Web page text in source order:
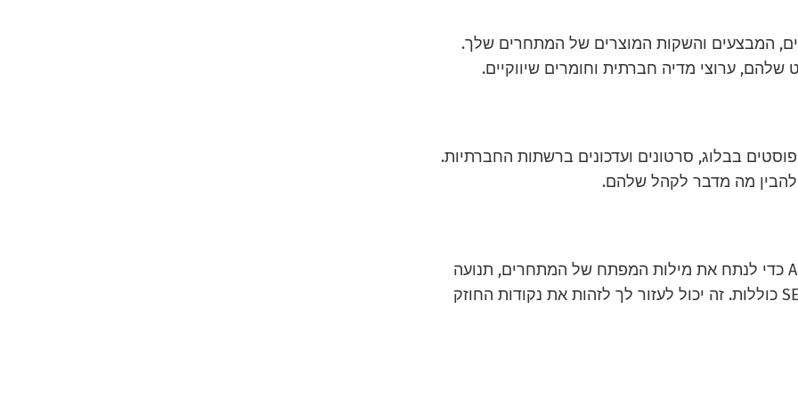
המבצעים והשקות המוצרים של המתחרים שלך.
ערוצי מדיה חברתית וחומרים שיווקיים.
בבלוג, סרטונים ועדכונים ברשתות החברתיות.
מה מדבר לקהל שלהם.
השתמש בכלים הנכונים כמו SEMrush או Ahrefs כדי לנתח את מילות המפתח של המתחרים, תנועה
אורגנית, ניתוח קישורים נכנסים ואסטרטגיות SEO כוללות. זה יכול לעזור לך לזהות את נקודות החוזק